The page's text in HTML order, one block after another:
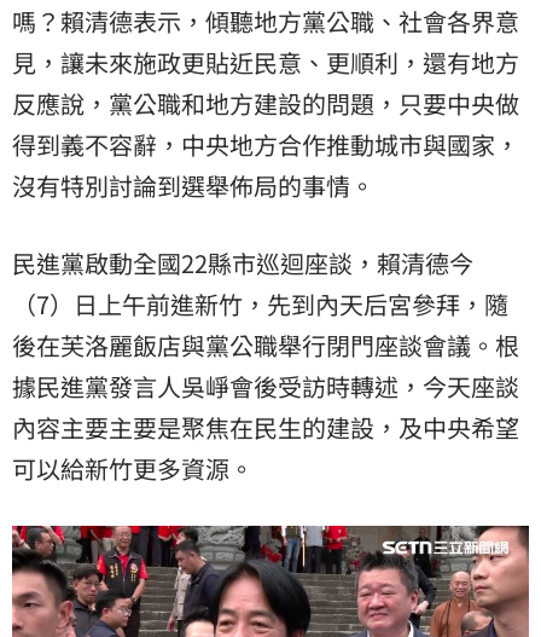
嗎？賴清德表示，傾聽地方黨公職、社會各界意
見，讓未來施政更貼近民意、更順利，還有地方
反應說，黨公職和地方建設的問題，只要中央做
得到義不容辭，中央地方合作推動城市與國家，
沒有特別討論到選舉佈局的事情。
民進黨啟動全國22縣市巡迴座談，賴清德今
（7）日上午前進新竹，先到內天后宮參拜，隨
後在芙洛麗飯店與黨公職舉行閉門座談會議。根
據民進黨發言人吳崢會後受訪時轉述，今天座談
內容主要主要是聚焦在民生的建設，及中央希望
可以給新竹更多資源。